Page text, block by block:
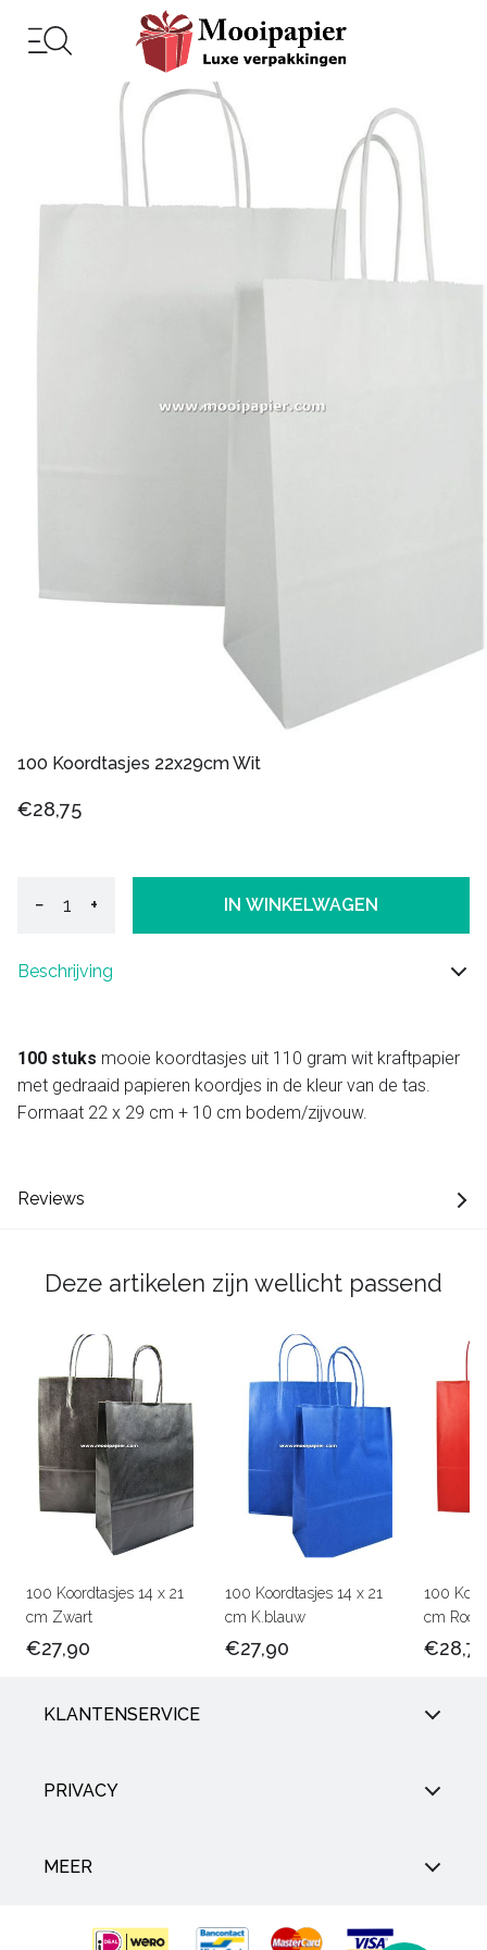
100 Koordtasjes 22x29cm Wit
€28,75
− + IN WINKELWAGEN
Beschrijving
100 stuks mooie koordtasjes uit 110 gram wit kraftpapier
met gedraaid papieren koordjes in de kleur van de tas.
Formaat 22 x 29 cm + 10 cm bodem/zijvouw.
Reviews
Deze artikelen zijn wellicht passend
100 Koordtasjes 14 x 21
cm Zwart
€27,90
100 Koordtasjes 14 x 21
cm K.blauw
€27,90
100
cm Rood
€28,75
KLANTENSERVICE
PRIVACY
MEER